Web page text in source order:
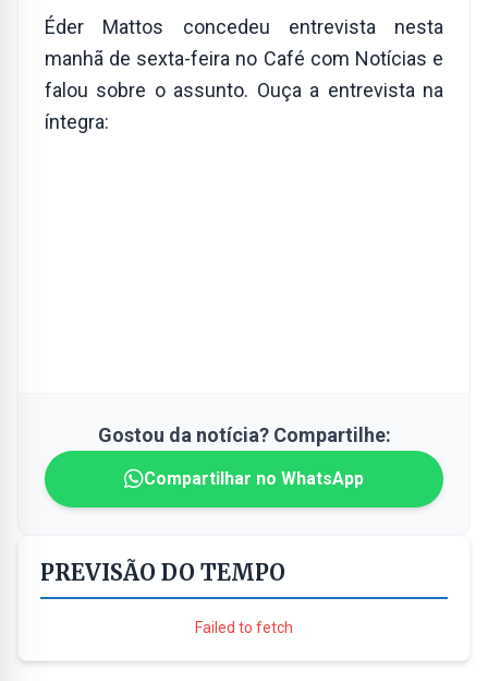
Éder Mattos concedeu entrevista nesta
manhã de sexta-feira no Café com Notícias e
falou sobre o assunto. Ouça a entrevista na
íntegra:
Gostou da notícia? Compartilhe:
Compartilhar no WhatsApp
PREVISÃO DO TEMPO
Failed to fetch